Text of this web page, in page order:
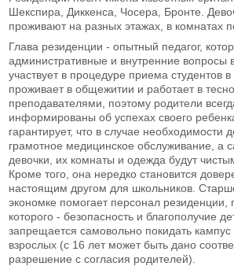
Шекспира, Диккенса, Чосера, Бронте.
проживают на разных этажах, в комнатах
Глава резиденции - опытный педагог,
административные и внутренние вопросы
участвует в процедуре приема студентов
проживает в общежитии и работает в
преподавателями, поэтому родители
информированы об успехах своего
гарантирует, что в случае необходимости
грамотное медицинское обслуживание, а
девочки, их комнаты и одежда будут
Кроме того, она нередко становится
настоящим другом для школьников.
экономке помогает персонал резиденции,
которого - безопасность и благополучие
запрещается самовольно покидать
взрослых (с 16 лет может быть дано
разрешение с согласия родителей).